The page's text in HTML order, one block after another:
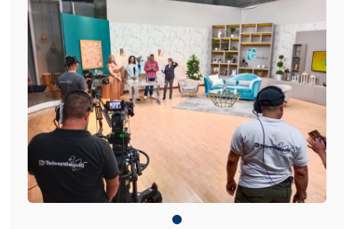
Inscripciones
Estudiantes
Egresados
Docentes
Campus virtual
Pagos